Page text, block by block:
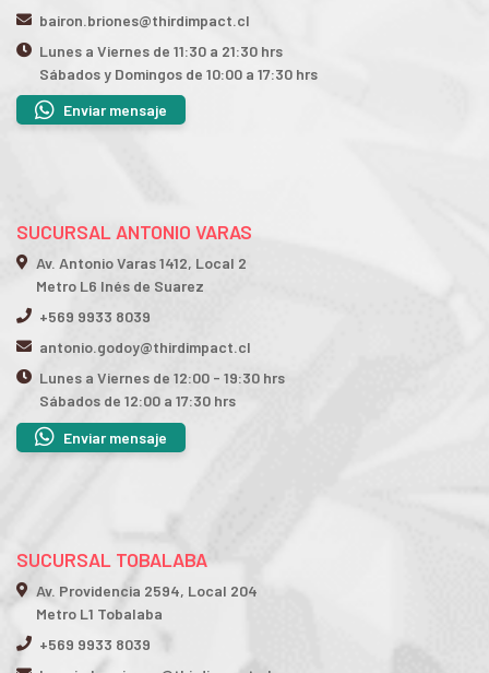
bairon.briones@thirdimpact.cl
Lunes a Viernes de 11:30 a 21:30 hrs
Sábados y Domingos de 10:00 a 17:30 hrs
Enviar mensaje
SUCURSAL ANTONIO VARAS
Av. Antonio Varas 1412, Local 2
Metro L6 Inés de Suarez
+569 9933 8039
antonio.godoy@thirdimpact.cl
Lunes a Viernes de 12:00 - 19:30 hrs
Sábados de 12:00 a 17:30 hrs
Enviar mensaje
SUCURSAL TOBALABA
Av. Providencia 2594, Local 204
Metro L1 Tobalaba
+569 9933 8039